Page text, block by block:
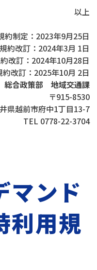
以上
約制定：2023年9月25日
規約改訂：2024年3月 1日
改訂：2024年10月28日
約改訂：2025年10月 2日
合政策部 地域交通課
〒915-8530
県越前市府中1丁目13-7
TEL 0778-22-3704
マンド
利用規